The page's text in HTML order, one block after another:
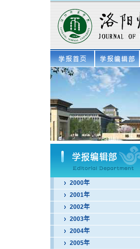
2000年
2001年
2002年
2003年
2004年
2005年